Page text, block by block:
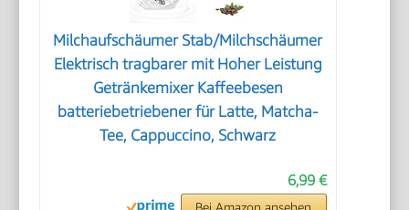
Milchaufschäumer Stab/Milchschäumer
Elektrisch tragbarer mit Hoher Leistung
Getränkemixer Kaffeebesen
batteriebetriebener für Latte, Matcha-
Tee, Cappuccino, Schwarz
6,99 €
Bei Amazon ansehen